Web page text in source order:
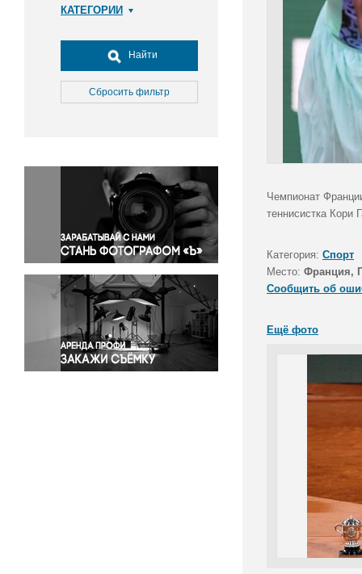
КАТЕГОРИИ
Досуг, туризм и отдых
Культура
Медицина
Окружающая среда
Политика
Правосудие
Происшествия и конфликты
Религия
Светская жизнь
Спорт
Экология
Экономика и бизнес
Найти
Сбросить фильтр
Чемпионат
теннисистка Кори
Категория: Спорт
Место: Франция,
Сообщить об
Ещё фото